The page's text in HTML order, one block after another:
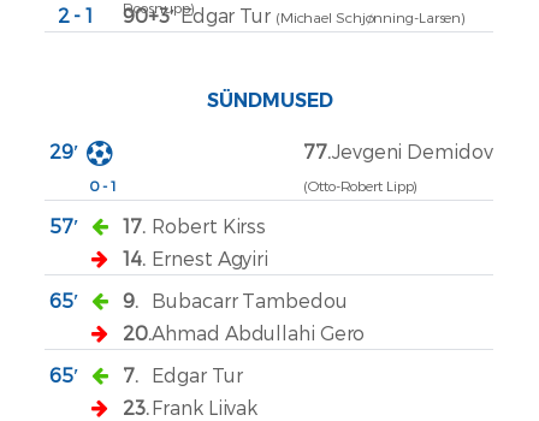
Roosnupp)
90+3′Edgar Tur (Michael Schjønning-Larsen)
2 - 1
SÜNDMUSED
29′
0 - 1
77.Jevgeni Demidov
(Otto-Robert Lipp)
57′ 17. Robert Kirss
14. Ernest Agyiri
65′
9.
Bubacarr Tambedou
20.Ahmad Abdullahi Gero
65′
7.
Edgar Tur
23.Frank Liivak